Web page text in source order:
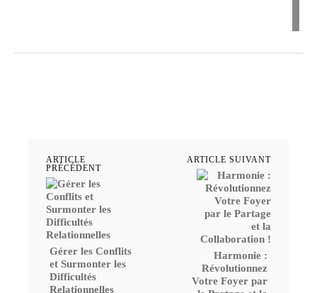
ARTICLE
PRÉCÉDENT
Gérer les Conflits
et Surmonter les
Difficultés
Relationnelles
ARTICLE SUIVANT
Harmonie :
Révolutionnez
Votre Foyer par